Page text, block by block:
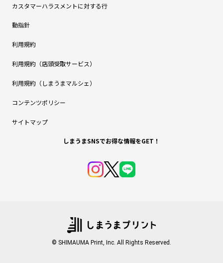
カスタマーハラスメントに対する行
動指針
利用規約
利用規約（店頭受取サービス）
利用規約（しまうまマルシェ）
コンテンツポリシー
サイトマップ
しまうまSNSでお得な情報をGET！
© SHIMAUMA Print, Inc. All Rights Reserved.